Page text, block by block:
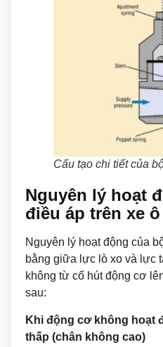
Cấu tạo chi tiết của
Nguyên lý hoạt
điều áp trên xe
Nguyên lý hoạt động của
bằng giữa lực lò xo và lực
không từ cổ hút động cơ
sau:
Khi động cơ không hoạt
thấp (chân không cao)